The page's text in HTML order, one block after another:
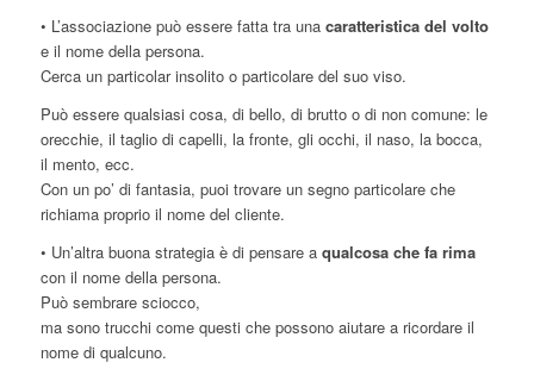
• L’associazione può essere fatta tra una caratteristica del volto
e il nome della persona.
Cerca un particolar insolito o particolare del suo viso.
Può essere qualsiasi cosa, di bello, di brutto o di non comune: le
orecchie, il taglio di capelli, la fronte, gli occhi, il naso, la bocca,
il mento, ecc.
Con un po’ di fantasia, puoi trovare un segno particolare che
richiama proprio il nome del cliente.
• Un’altra buona strategia è di pensare a qualcosa che fa rima
con il nome della persona.
Può sembrare sciocco,
ma sono trucchi come questi che possono aiutare a ricordare il
nome di qualcuno.